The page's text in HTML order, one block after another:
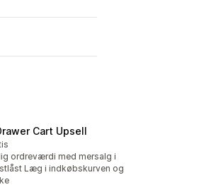
Cart Upsell
i alt
ordreværdi med mersalg i
Læg i indkøbskurven og